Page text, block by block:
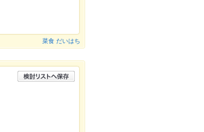
菜食 だいはち